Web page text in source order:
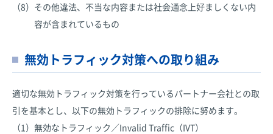
（8） その他違法、不当な内容または社会通念上好ましくない内
容が含まれているもの
無効トラフィック対策への取り組み
適切な無効トラフィック対策を行っているパートナー会社との取
引を基本とし、以下の無効トラフィックの排除に努めます。
（1） 無効なトラフィック／Invalid Traffic（IVT）